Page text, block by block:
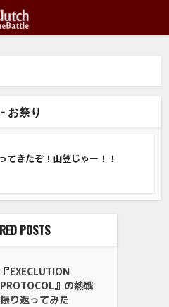
- お祭り
てきたぞ！山笠じゃー！！
POSTS
『EXECLUTION
PROTOCOL』の熱戦
振り返ってみた